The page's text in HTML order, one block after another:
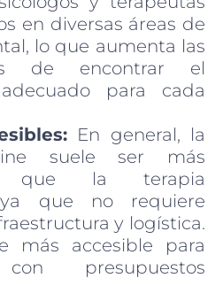
en diversas áreas de
lo que aumenta las
de encontrar el
para cada
En general, la
suele ser más
que la terapia
ya que no requiere
y logística.
más accesible para
presupuestos